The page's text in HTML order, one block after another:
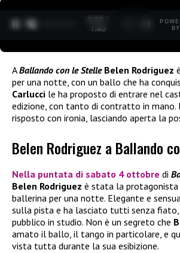
0:30 /
1:40
BY
ABallando con le Stelle Belen Rodriguez
per una notte, con un ballo che ha
Carlucci le ha proposto di entrare nel
edizione, con tanto di contratto in mano.
risposto con ironia, lasciando aperta la
Belen Rodriguez a Ballando
Nella puntata di sabato 4 ottobre di
Belen Rodriguez è stata la
ballerina per una notte. Elegante e
sulla pista e ha lasciato tutti senza fiato,
pubblico in studio. Non è un segreto che
amato il ballo, il tango in particolare, e
vista tutta durante la sua esibizione.